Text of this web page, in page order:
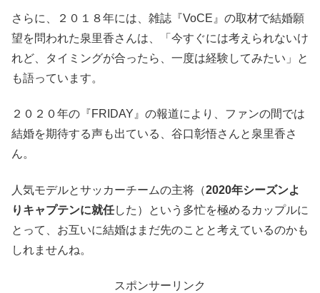
さらに、２０１８年には、雑誌『VoCE』の取材で結婚願
望を問われた泉里香さんは、「今すぐには考えられないけ
れど、タイミングが合ったら、一度は経験してみたい」と
も語っています。
２０２０年の『FRIDAY』の報道により、ファンの間では
結婚を期待する声も出ている、谷口彰悟さんと泉里香さ
ん。
人気モデルとサッカーチームの主将（2020年シーズンよ
りキャプテンに就任した）という多忙を極めるカップルに
とって、お互いに結婚はまだ先のことと考えているのかも
しれませんね。
スポンサーリンク